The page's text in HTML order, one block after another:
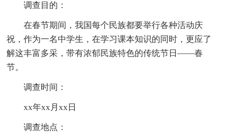
调查目的：
在春节期间，我国每个民族都要举行各种活动庆
祝，作为一名中学生，在学习课本知识的同时，更应了
解这丰富多采，带有浓郁民族特色的传统节日――春
节。
调查时间：
xx年xx月xx日
调查地点：